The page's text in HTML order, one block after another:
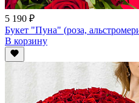
5 190 ₽
Букет "Пуна" (роза,
В корзину